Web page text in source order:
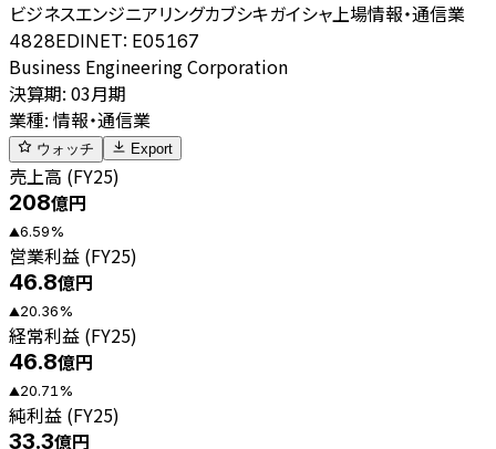
ビジネスエンジニアリングカブシキガイシャ 上場情報・通信業
4828EDINET: E05167
Business Engineering Corporation
決算期: 03月期
業種: 情報・通信業
ウォッチ Export
売上高 (FY25)
208億円
▲6.59%
営業利益 (FY25)
46.8億円
▲20.36%
経常利益 (FY25)
46.8億円
▲20.71 %
純利益 (FY25)
33.3億円